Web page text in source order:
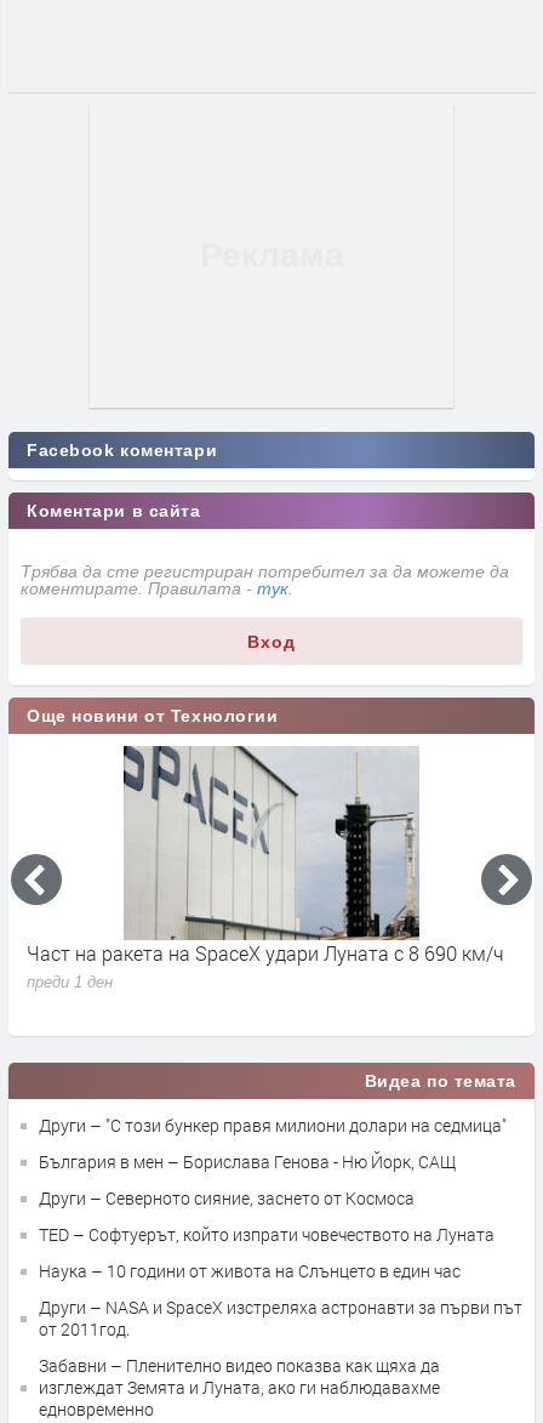
Facebook коментари
Коментари в сайта
Трябва да сте регистриран потребител за да можете да
коментирате. Правилата - тук
Вход
Още новини от Технологии
6G ще може да „вижда“ през стени и да измерва
дишането и пулса
Видеа по темата
Други – "С този бункер правя милиони долари на седмица"
България в мен – Борислава Генова - Ню Йорк, САЩ
Други – Северното сияние, заснето от Космоса
TED – Софтуерът, който изпрати човечеството на Луната
Наука – 10 години от живота на Слънцето в един час
Други – NASA и SpaceX изстреляха астронавти за първи път
от 2011год.
Забавни – Пленително видео показва как щяха да
изглеждат Земята и Луната, ако ги наблюдавахме
едновременно